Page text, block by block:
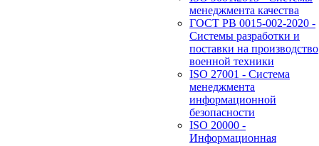
менеджмента качества
ГОСТ РВ 0015-002-2020 -
Системы разработки и
поставки на производство
военной техники
ISO 27001 - Система
менеджмента
информационной
безопасности
ISO 20000 -
Информационная